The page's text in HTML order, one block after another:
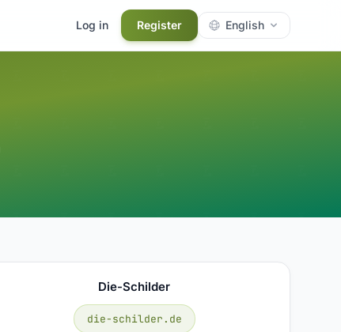
Log in Register English
Die-Schilder
die-schilder.de